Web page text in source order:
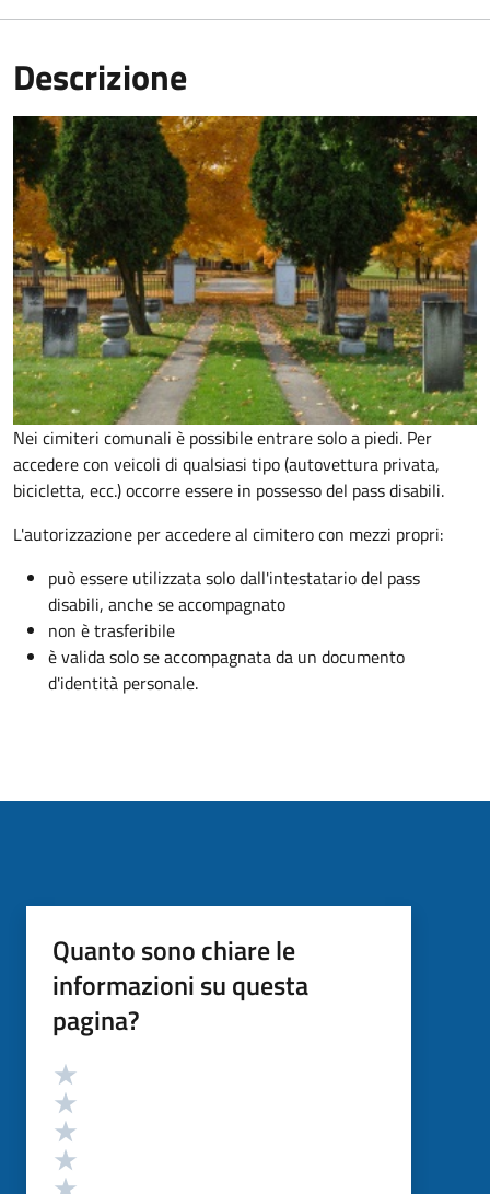
Descrizione
Nei cimiteri comunali è possibile entrare solo a piedi. Per
accedere con veicoli di qualsiasi tipo (autovettura privata,
bicicletta, ecc.) occorre essere in possesso del pass disabili.
L'autorizzazione per accedere al cimitero con mezzi propri:
può essere utilizzata solo dall'intestatario del pass
disabili, anche se accompagnato
non è trasferibile
è valida solo se accompagnata da un documento
d'identità personale.
Quanto sono chiare le
informazioni su questa
pagina?
Valutazione